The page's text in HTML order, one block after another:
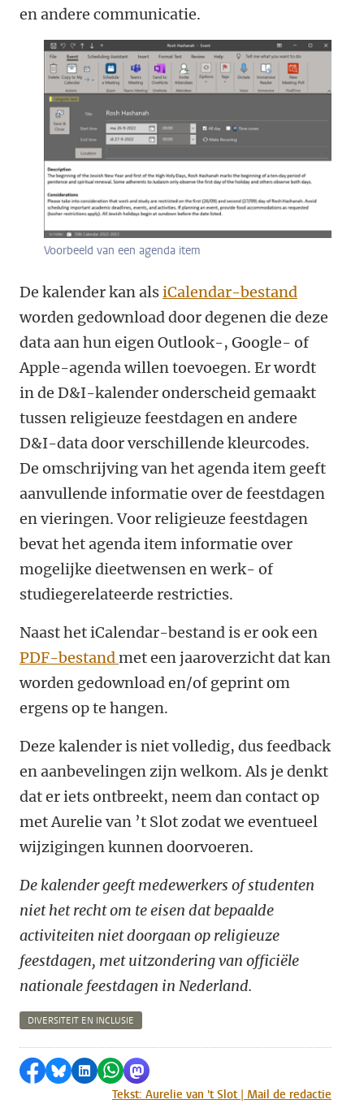
en andere communicatie.
Voorbeeld van een agenda item
De kalender kan alsiCalendar-bestand
worden gedownload door degenen die deze
data aan hun eigen Outlook-, Google- of
Apple-agenda willen toevoegen. Er wordt
in de D&I-kalender onderscheid gemaakt
tussen religieuze feestdagen en andere
D&I-data door verschillende kleurcodes.
De omschrijving van het agenda item geeft
aanvullende informatie over de feestdagen
en vieringen. Voor religieuze feestdagen
bevat het agenda item informatie over
mogelijke dieetwensen en werk- of
studiegerelateerde restricties.
Naast het iCalendar-bestand is er ook een
PDF-bestandmet een jaaroverzicht dat kan
worden gedownload en/of geprint om
ergens op te hangen.
Deze kalender is niet volledig, dus feedback
en aanbevelingen zijn welkom. Als je denkt
dat er iets ontbreekt, neem dan contact op
met Aurelie van ’t Slot zodat we eventueel
wijzigingen kunnen doorvoeren.
De kalender geeft medewerkers of studenten
niet het recht om te eisen dat bepaalde
activiteiten niet doorgaan op religieuze
feestdagen, met uitzondering van officiële
nationale feestdagen in Nederland.
DIVERSITEIT EN INCLUSIE
Delen op Facebook
Delen via Bluesky
Delen op LinkedIn
Delen via WhatsApp
Delen via Mastodon
Tekst: Aurelie van 't Slot | Mail de redactie